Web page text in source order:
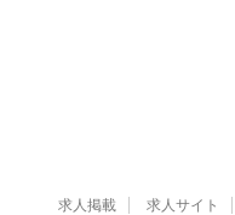
求人掲載 求人サイト